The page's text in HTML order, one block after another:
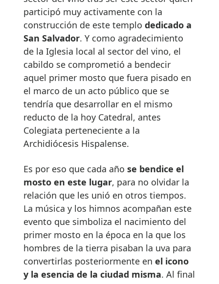
participó muy activamente con la
construcción de este templo dedicado a
San Salvador. Y como agradecimiento
de la Iglesia local al sector del vino, el
cabildo se comprometió a bendecir
aquel primer mosto que fuera pisado en
el marco de un acto público que se
tendría que desarrollar en el mismo
reducto de la hoy Catedral, antes
Colegiata perteneciente a la
Archidiócesis Hispalense.
Es por eso que cada año se bendice el
mosto en este lugar, para no olvidar la
relación que les unió en otros tiempos.
La música y los himnos acompañan este
evento que simboliza el nacimiento del
primer mosto en la época en la que los
hombres de la tierra pisaban la uva para
convertirlas posteriormente en el icono
y la esencia de la ciudad misma. Al final